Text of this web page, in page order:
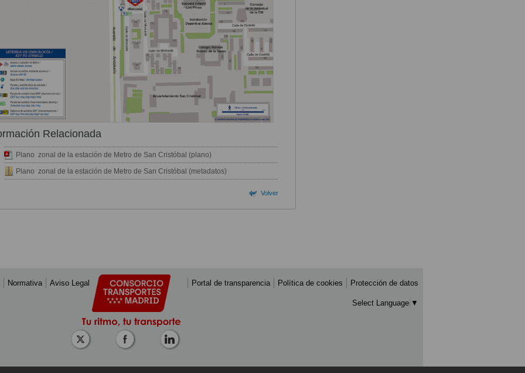
Relacionada
Plano zonal de la estación de Metro de San Cristóbal (plano)
Plano zonal de la estación de Metro de San Cristóbal (metadatos)
Volver
Normativa Aviso Legal Portal de transparencia Política de cookies Protección de datos
Select Language ▼